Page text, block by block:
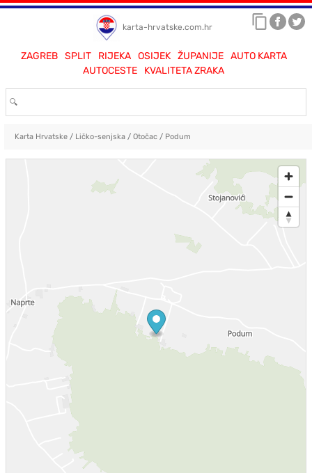
karta-hrvatske.com.hr
ZAGREB SPLIT RIJEKA OSIJEK ŽUPANIJE
AUTO KARTA
AUTOCESTE
KVALITETA ZRAKA
Karta Hrvatske/ Ličko-senjska/ Otočac/ Podum